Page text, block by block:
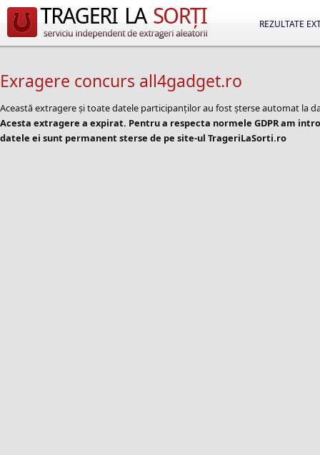
REZULTATE
Exragere concurs all4gadget.ro
Această extragere și toate datele participanților au fost șterse automat la
Acesta extragere a expirat. Pentru a respecta normele GDPR am
datele ei sunt permanent sterse de pe site-ul TrageriLaSorti.ro